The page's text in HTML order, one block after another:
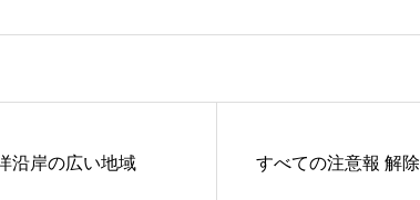
沿岸の広い地域 すべての注意報 解除